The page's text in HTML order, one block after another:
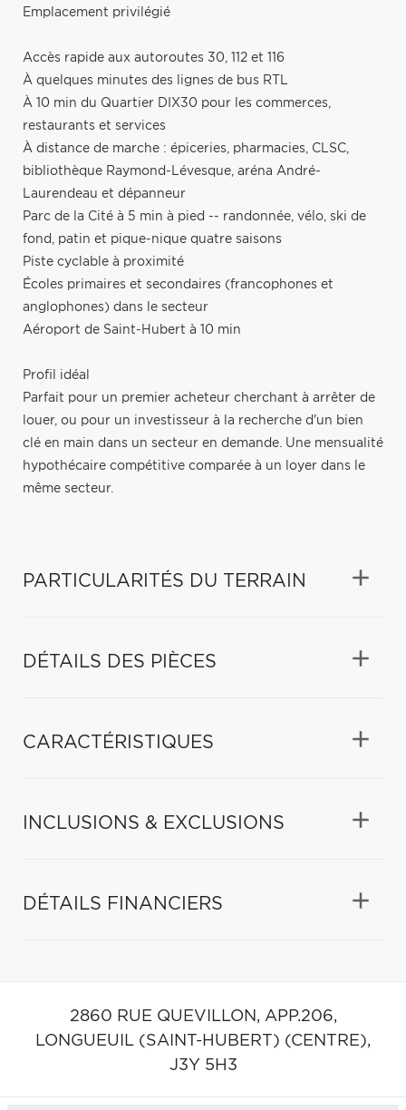
Emplacement privilégié
Accès rapide aux autoroutes 30, 112 et 116
À quelques minutes des lignes de bus RTL
À 10 min du Quartier DIX30 pour les commerces,
restaurants et services
À distance de marche : épiceries, pharmacies, CLSC,
bibliothèque Raymond-Lévesque, aréna André-
Laurendeau et dépanneur
Parc de la Cité à 5 min à pied -- randonnée, vélo, ski de
fond, patin et pique-nique quatre saisons
Piste cyclable à proximité
Écoles primaires et secondaires (francophones et
anglophones) dans le secteur
Aéroport de Saint-Hubert à 10 min
Profil idéal
Parfait pour un premier acheteur cherchant à arrêter de
louer, ou pour un investisseur à la recherche d'un bien
clé en main dans un secteur en demande. Une mensualité
hypothécaire compétitive comparée à un loyer dans le
même secteur.
PARTICULARITÉS DU TERRAIN
DÉTAILS DES PIÈCES
CARACTÉRISTIQUES
INCLUSIONS & EXCLUSIONS
DÉTAILS FINANCIERS
2860 RUE QUEVILLON, APP.206,
LONGUEUIL (SAINT-HUBERT) (CENTRE),
J3Y 5H3